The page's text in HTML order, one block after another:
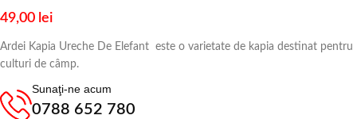
49,00 lei
Ardei Kapia Ureche De Elefant este o varietate de kapia destinat pentru
culturi de câmp.
Sunaţi-ne acum
0788 652 780